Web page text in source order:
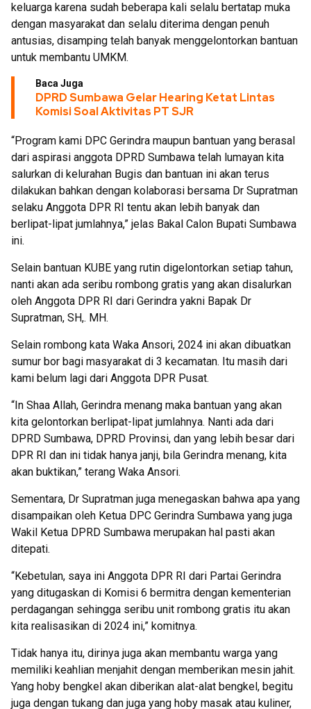
keluarga karena sudah beberapa kali selalu bertatap muka
dengan masyarakat dan selalu diterima dengan penuh
antusias, disamping telah banyak menggelontorkan bantuan
untuk membantu UMKM.
Baca Juga
DPRD Sumbawa Gelar Hearing Ketat Lintas
Komisi Soal Aktivitas PT SJR
“Program kami DPC Gerindra maupun bantuan yang berasal
dari aspirasi anggota DPRD Sumbawa telah lumayan kita
salurkan di kelurahan Bugis dan bantuan ini akan terus
dilakukan bahkan dengan kolaborasi bersama Dr Supratman
selaku Anggota DPR RI tentu akan lebih banyak dan
berlipat-lipat jumlahnya,” jelas Bakal Calon Bupati Sumbawa
ini.
Selain bantuan KUBE yang rutin digelontorkan setiap tahun,
nanti akan ada seribu rombong gratis yang akan disalurkan
oleh Anggota DPR RI dari Gerindra yakni Bapak Dr
Supratman, SH,. MH.
Selain rombong kata Waka Ansori, 2024 ini akan dibuatkan
sumur bor bagi masyarakat di 3 kecamatan. Itu masih dari
kami belum lagi dari Anggota DPR Pusat.
“In Shaa Allah, Gerindra menang maka bantuan yang akan
kita gelontorkan berlipat-lipat jumlahnya. Nanti ada dari
DPRD Sumbawa, DPRD Provinsi, dan yang lebih besar dari
DPR RI dan ini tidak hanya janji, bila Gerindra menang, kita
akan buktikan,” terang Waka Ansori.
Sementara, Dr Supratman juga menegaskan bahwa apa yang
disampaikan oleh Ketua DPC Gerindra Sumbawa yang juga
Wakil Ketua DPRD Sumbawa merupakan hal pasti akan
ditepati.
“Kebetulan, saya ini Anggota DPR RI dari Partai Gerindra
yang ditugaskan di Komisi 6 bermitra dengan kementerian
perdagangan sehingga seribu unit rombong gratis itu akan
kita realisasikan di 2024 ini,” komitnya.
Tidak hanya itu, dirinya juga akan membantu warga yang
memiliki keahlian menjahit dengan memberikan mesin jahit.
Yang hoby bengkel akan diberikan alat-alat bengkel, begitu
juga dengan tukang dan juga yang hoby masak atau kuliner,